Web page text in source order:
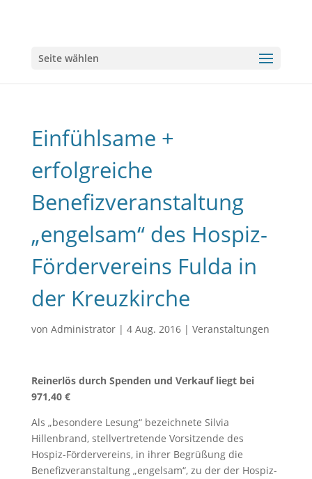
Seite wählen
Einfühlsame +
erfolgreiche
Benefizveranstaltung
„engelsam“ des Hospiz-
Fördervereins Fulda in
der Kreuzkirche
von Administrator| 4 Aug. 2016| Veranstaltungen
Reinerlös durch Spenden und Verkauf liegt bei
971,40 €
Als „besondere Lesung“ bezeichnete Silvia
Hillenbrand, stellvertretende Vorsitzende des
Hospiz-Fördervereins, in ihrer Begrüßung die
Benefizveranstaltung „engelsam“, zu der der Hospiz-